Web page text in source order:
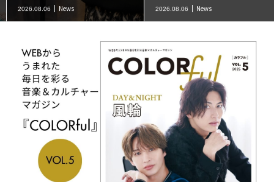
2026.08.06 News 2026.08.06 News